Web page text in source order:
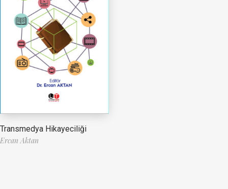
Transmedya Hikayeciliği
Ercan Aktan